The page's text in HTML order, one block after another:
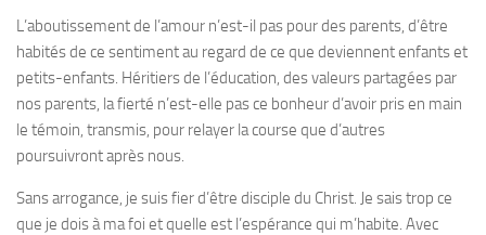
L’aboutissement de l’amour n’est-il pas pour des parents, d’être
habités de ce sentiment au regard de ce que deviennent enfants et
petits-enfants. Héritiers de l’éducation, des valeurs partagées par
nos parents, la fierté n’est-elle pas ce bonheur d’avoir pris en main
le témoin, transmis, pour relayer la course que d’autres
poursuivront après nous.
Sans arrogance, je suis fier d’être disciple du Christ. Je sais trop ce
que je dois à ma foi et quelle est l’espérance qui m’habite. Avec